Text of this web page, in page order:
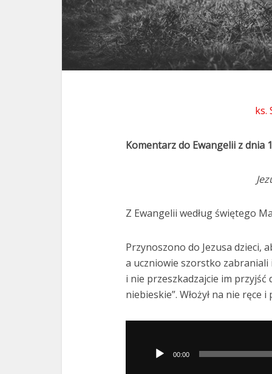
ks.
Komentarz do Ewangelii z dnia
Z Ewangelii według świętego
Przynoszono do Jezusa dzieci,
a uczniowie szorstko zabraniali
i nie przeszkadzajcie im
niebieskie”. Włożył na nie ręce i
dźwiękowych
00:00